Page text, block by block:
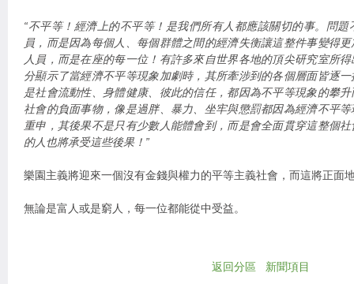
“不平等！經濟上的不平等！是我們所有人都應該關切的事。問
員，而是因為每個人、每個群體之間的經濟失衡讓這整件事變得
人員，而是在座的每一位！有許多來自世界各地的頂尖研究室所
分顯示了當經濟不平等現象加劇時，其所牽涉到的各個層面皆逐
是社會流動性、身體健康、彼此的信任，都因為不平等現象的攀
社會的負面事物，像是過胖、暴力、坐牢與懲罰都因為經濟不平
重申，其後果不是只有少數人能體會到，而是會全面貫穿這整個
的人也將承受這些後果！”
樂園主義將迎來一個沒有金錢與權力的平等主義社會，而這將正面
無論是富人或是窮人，每一位都能從中受益。
返回分區
新聞項目